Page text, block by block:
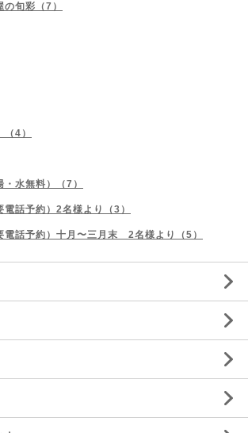
旬彩（7）
4）
水無料）（7）
電話予約）2名様より（3）
電話予約）十月〜三月末 2名様より（5）